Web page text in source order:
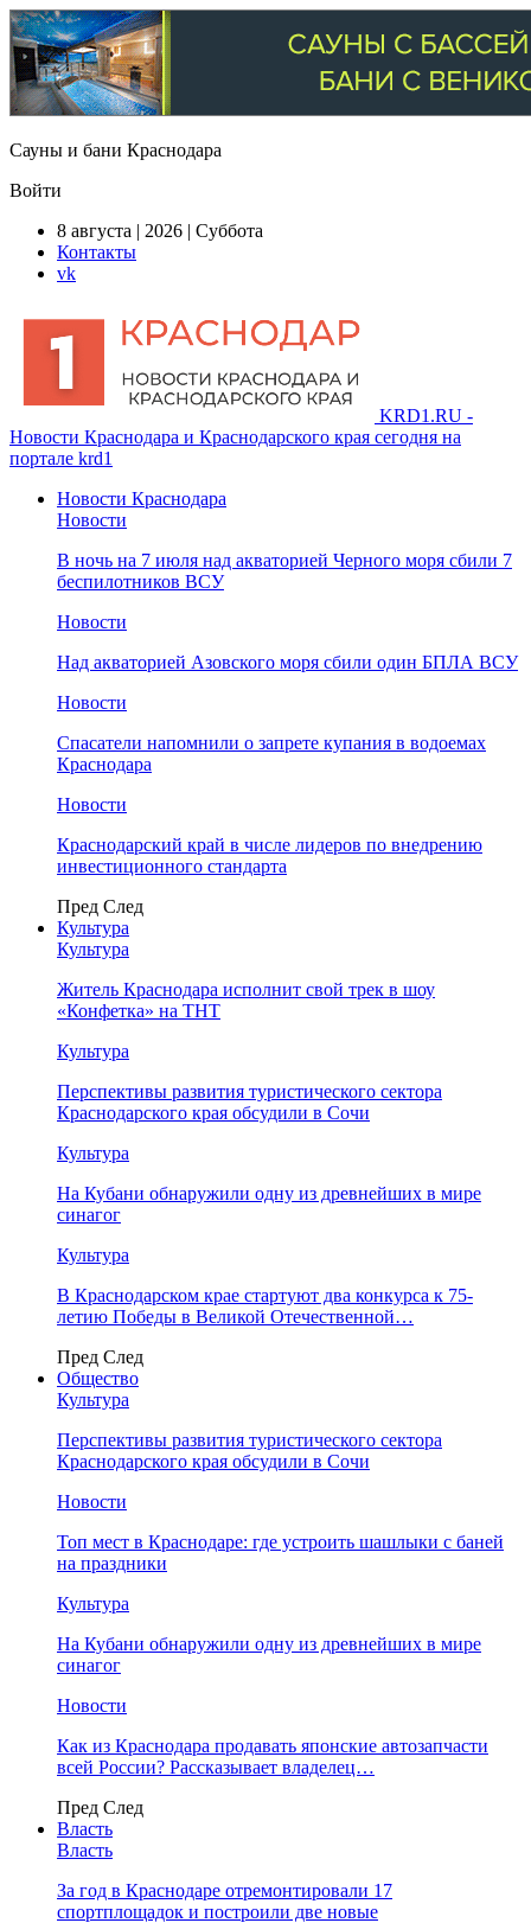
Сауны и бани Краснодара
Войти
8 августа | 2026 | Суббота
Контакты
vk
KRD1.RU -
Новости Краснодара и Краснодарского края сегодня на
портале krd1
Новости Краснодара
Новости
В ночь на 7 июля над акваторией Черного моря сбили 7
беспилотников ВСУ
Новости
Над акваторией Азовского моря сбили один БПЛА ВСУ
Новости
Спасатели напомнили о запрете купания в водоемах
Краснодара
Новости
Краснодарский край в числе лидеров по внедрению
инвестиционного стандарта
Пред След
Культура
Культура
Житель Краснодара исполнит свой трек в шоу
«Конфетка» на ТНТ
Культура
Перспективы развития туристического сектора
Краснодарского края обсудили в Сочи
Культура
На Кубани обнаружили одну из древнейших в мире
синагог
Культура
В Краснодарском крае стартуют два конкурса к 75-
летию Победы в Великой Отечественной…
Пред След
Общество
Культура
Перспективы развития туристического сектора
Краснодарского края обсудили в Сочи
Новости
Топ мест в Краснодаре: где устроить шашлыки с баней
на праздники
Культура
На Кубани обнаружили одну из древнейших в мире
синагог
Новости
Как из Краснодара продавать японские автозапчасти
всей России? Рассказывает владелец…
Пред След
Власть
Власть
За год в Краснодаре отремонтировали 17
спортплощадок и построили две новые